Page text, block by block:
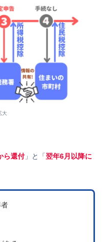
大
ら還付」と「翌年6月以降に